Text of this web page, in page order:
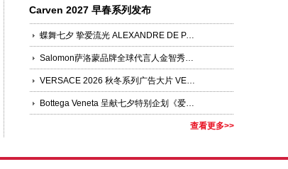
Carven 2027 早春系列发布
蝶舞七夕 挚爱流光 ALEXANDRE DE PARIS 臻选发饰礼赞七夕
Salomon萨洛蒙品牌全球代言人金智秀JISOO领衔演绎「多元之蓝」
VERSACE 2026 秋冬系列广告大片 VERSACE OBSESSED 第二篇章
Bottega Veneta 呈献七夕特别企划《爱意有迹》
查看更多>>